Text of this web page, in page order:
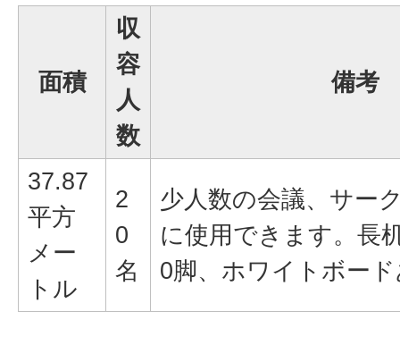
面積
収
容
人
数
備考
37.87
平方
メー
トル
2
0
名
少人数の会議、サー
に使用できます。長
0脚、ホワイトボー